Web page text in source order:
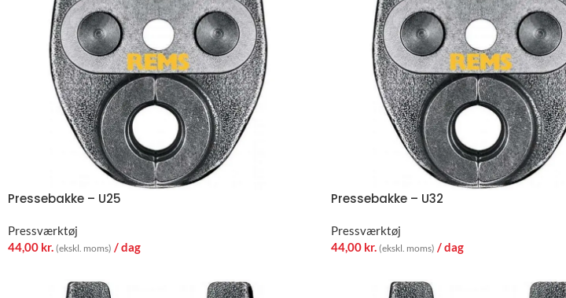
Pressebakke – U25
Pressværktøj
44,00 kr. (ekskl. moms) / dag
Pressebakke – U32
Pressværktøj
44,00 kr. (ekskl. moms) / dag